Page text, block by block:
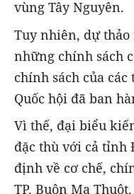
vùng Tây Nguyên.
Tuy nhiên, dự
những chính sách
chính sách của
Quốc hội đã ban
Vì thế, đại biểu
đặc thù với cả tỉnh
định về cơ chế,
TP. Buôn Ma Thuột.